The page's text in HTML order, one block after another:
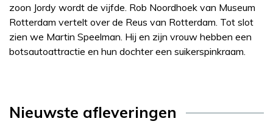
zoon Jordy wordt de vijfde. Rob Noordhoek van Museum
Rotterdam vertelt over de Reus van Rotterdam. Tot slot
zien we Martin Speelman. Hij en zijn vrouw hebben een
botsautoattractie en hun dochter een suikerspinkraam.
Nieuwste afleveringen